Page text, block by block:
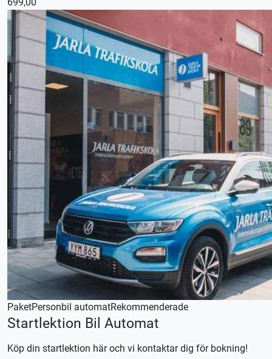
Efter lektionen skräddarsyr vi en plan efter dina
förutsättningar och önskemål.
Våra körlektioner är 70 minuter, utebliven närvaro debiteras.
En startlektion kan endast nyttjas en gång och ersätter inte
vanliga körlektioner.
Denna körlektion utförs med en manuellt växlad bil,
körkortstillstånd krävs.
Kontakta oss för bokning eller logga in på appen TABS Elev
alternativt tctabs.se.
Vid önskemål om betalning via faktura, vänligen kontakta
trafikskolan så hjälper vi er.
PaketPersonbil automatRekommenderade
Startlektion Bil Automat
Köp din startlektion här och vi kontaktar dig för bokning!